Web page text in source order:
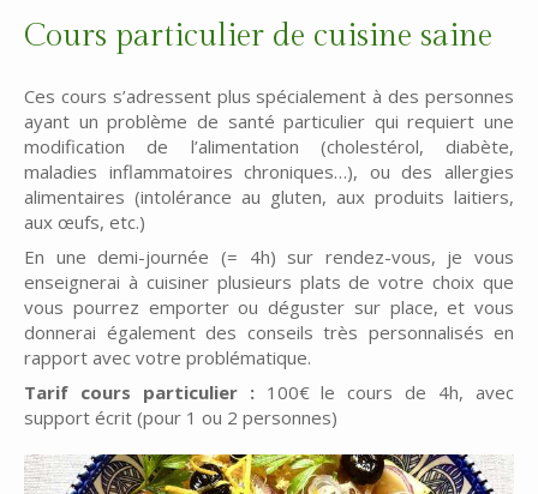
Cours particulier de cuisine saine
Ces cours s’adressent plus spécialement à des personnes
ayant un problème de santé particulier qui requiert une
modification de l’alimentation (cholestérol, diabète,
maladies inflammatoires chroniques…), ou des allergies
alimentaires (intolérance au gluten, aux produits laitiers,
aux œufs, etc.)
En une demi-journée (= 4h) sur rendez-vous, je vous
enseignerai à cuisiner plusieurs plats de votre choix que
vous pourrez emporter ou déguster sur place, et vous
donnerai également des conseils très personnalisés en
rapport avec votre problématique.
Tarif cours particulier :100€ le cours de 4h, avec
support écrit (pour 1 ou 2 personnes)